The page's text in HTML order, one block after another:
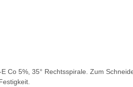
Co 5%, 35° Rechtsspirale. Zum